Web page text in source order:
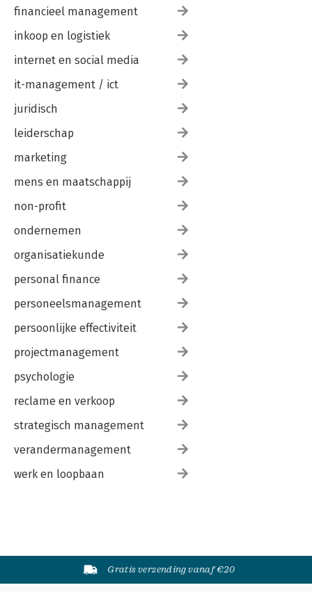
financieel management
inkoop en logistiek
internet en social media
it-management / ict
juridisch
leiderschap
marketing
mens en maatschappij
non-profit
ondernemen
organisatiekunde
personal finance
personeelsmanagement
persoonlijke effectiviteit
projectmanagement
psychologie
reclame en verkoop
strategisch management
verandermanagement
werk en loopbaan
Gratis verzending vanaf €20